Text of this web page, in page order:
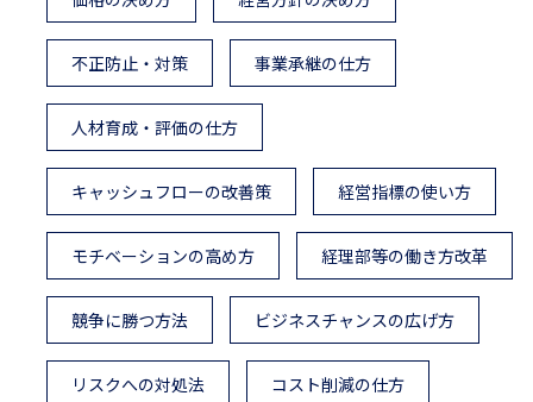
不正防止・対策 事業承継の仕方
人材育成・評価の仕方
キャッシュフローの改善策 経営指標の使い方
モチベーションの高め方 経理部等の働き方改革
競争に勝つ方法 ビジネスチャンスの広げ方
リスクへの対処法 コスト削減の仕方